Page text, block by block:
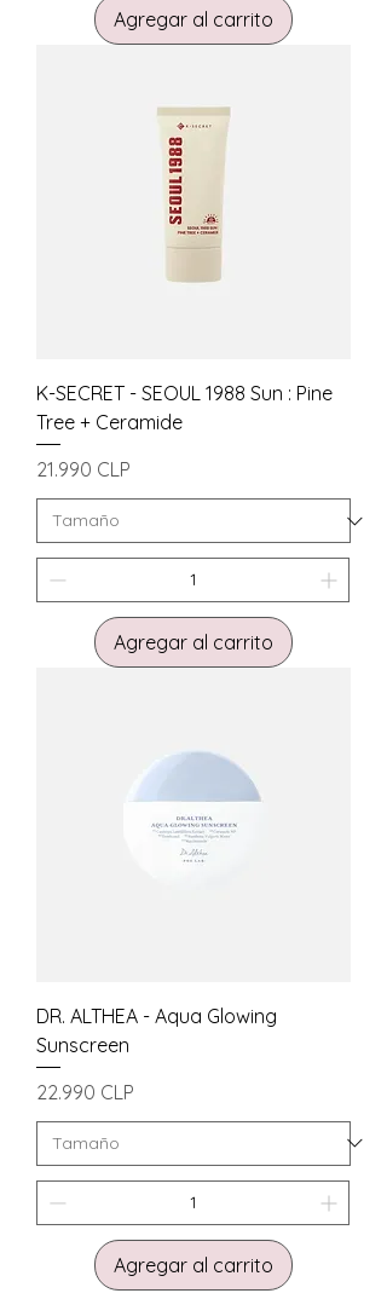
Agregar al carrito
K-SECRET - SEOUL 1988 Sun : Pine
Tree + Ceramide
Precio
21.990 CLP
Agregar al carrito
DR. ALTHEA - Aqua Glowing
Sunscreen
Precio
22.990 CLP
Agregar al carrito